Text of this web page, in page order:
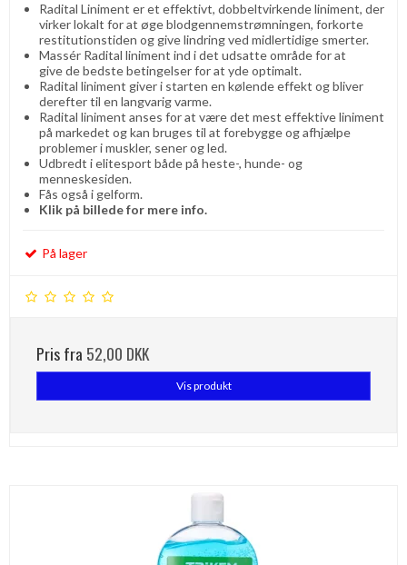
Radital Liniment er et effektivt, dobbeltvirkende liniment, der
virker lokalt for at øge blodgennemstrømningen, forkorte
restitutionstiden og give lindring ved midlertidige smerter.
Massér Radital liniment ind i det udsatte område for at
give de bedste betingelser for at yde optimalt.
Radital liniment giver i starten en kølende effekt og bliver
derefter til en langvarig varme.
Radital liniment anses for at være det mest effektive liniment
på markedet og kan bruges til at forebygge og afhjælpe
problemer i muskler, sener og led.
Udbredt i elitesport både på heste-, hunde- og
menneskesiden.
Fås også i gelform.
Klik på billede for mere info.
På lager
Pris fra 52,00 DKK
Vis produkt